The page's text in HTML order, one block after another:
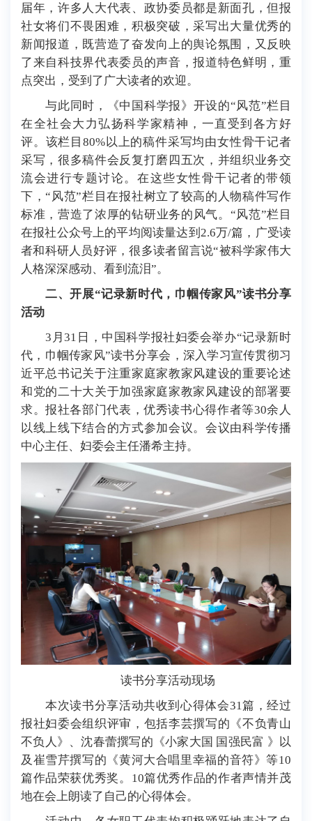
届年，许多人大代表、政协委员都是新面孔，但报
社女将们不畏困难，积极突破，采写出大量优秀的
新闻报道，既营造了奋发向上的舆论氛围，又反映
了来自科技界代表委员的声音，报道特色鲜明，重
点突出，受到了广大读者的欢迎。
与此同时，《中国科学报》开设的“风范”栏目
在全社会大力弘扬科学家精神，一直受到各方好
评。该栏目80%以上的稿件采写均由女性骨干记者
采写，很多稿件会反复打磨四五次，并组织业务交
流会进行专题讨论。在这些女性骨干记者的带领
下，“风范”栏目在报社树立了较高的人物稿件写作
标准，营造了浓厚的钻研业务的风气。“风范”栏目
在报社公众号上的平均阅读量达到2.6万/篇，广受读
者和科研人员好评，很多读者留言说“被科学家伟大
人格深深感动、看到流泪”。
二、开展“记录新时代，巾帼传家风”读书分享
活动
3月31日，中国科学报社妇委会举办“记录新时
代，巾帼传家风”读书分享会，深入学习宣传贯彻习
近平总书记关于注重家庭家教家风建设的重要论述
和党的二十大关于加强家庭家教家风建设的部署要
求。报社各部门代表，优秀读书心得作者等30余人
以线上线下结合的方式参加会议。会议由科学传播
中心主任、妇委会主任潘希主持。
读书分享活动现场
本次读书分享活动共收到心得体会31篇，经过
报社妇委会组织评审，包括李芸撰写的《不负青山
不负人》、沈春蕾撰写的《小家大国 国强民富 》以
及崔雪芹撰写的《黄河大合唱里幸福的音符》等10
篇作品荣获优秀奖。10篇优秀作品的作者声情并茂
地在会上朗读了自己的心得体会。